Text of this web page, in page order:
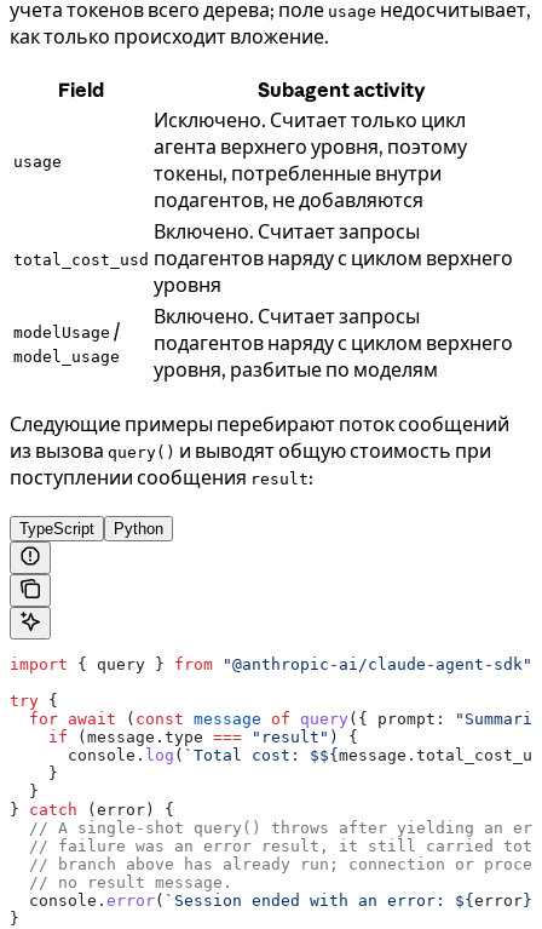
учета токенов всего дерева; поле usage недосчитывает,
как только происходит вложение.
Field Subagent activity
usage
Исключено. Считает только цикл
агента верхнего уровня, поэтому
токены, потребленные внутри
подагентов, не добавляются
total_cost_usd
Включено. Считает запросы
подагентов наряду с циклом верхнего
уровня
modelUsage /
model_usage
Включено. Считает запросы
подагентов наряду с циклом верхнего
уровня, разбитые по моделям
Следующие примеры перебирают поток сообщений
из вызова query() и выводят общую стоимость при
поступлении сообщения result:
TypeScript Python
import { query } from "@anthropic-ai/claude-agent-sdk"
try {
  for
await ( const message of query ({ prompt:
    if
( message . type === "result" ) {
      console
. log ( `Total cost: $${ message .
    }
  }
} catch ( error ) {
// A single-shot query() throws after yielding an
// failure was an error result, it still carried
// branch above has already run; connection or
  // no result message.
  console
. error( `Session ended with an error: ${ error }
}